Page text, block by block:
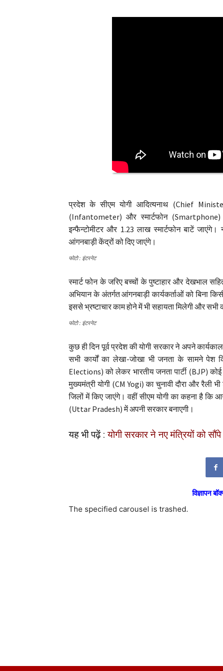
प्रदेश के सीएम योगी आदित्यनाथ (Chief
(Infantometer) और स्मार्टफोन (Smartphone)
इन्फैन्टोमीटर और 1.23 लाख स्मार्टफोन बाटें
आंगनबाड़ी केंद्रों को दिए जाएंगे।
फोटो : इंटरनेट
स्मार्ट फोन के जरिए बच्चों के पुष्टाहार और देखभाल
अभियान के अंतर्गत आंगनबाड़ी कार्यकर्ताओं को बिना
इससे भ्रष्टाचार काम होने में भी सहायता मिलेगी और
फोटो : इंटरनेट
कुछ ही दिन पूर्व प्रदेश की योगी सरकार ने अपने
सभी कार्यों का लेखा-जोखा भी जनता के सामने पेश
Elections) को लेकर भारतीय जनता पार्टी (BJP)
मुख्यमंत्री योगी (CM Yogi) का चुनावी दौरा और रैली
जिलों में किए जाएंगे। वहीं सीएम योगी का कहना है कि
(Uttar Pradesh) में अपनी सरकार बनाएगी।
यह भी पढ़ें :योगी सरकार ने नए मंत्रियों को
विज्ञापन
The specified carousel is trashed.